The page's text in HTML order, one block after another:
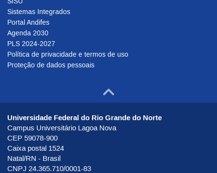
Sistemas Integrados
Portal Andifes
Agenda 2030
PLS 2024-2027
Política de privacidade e termos de uso
Proteção de dados pessoais
Ir para o
Universidade Federal do Rio Grande do Norte
Campus Universitário Lagoa Nova
CEP 59078-900
Caixa postal 1524
Natal/RN - Brasil
CNPJ 24.365.710/0001-83